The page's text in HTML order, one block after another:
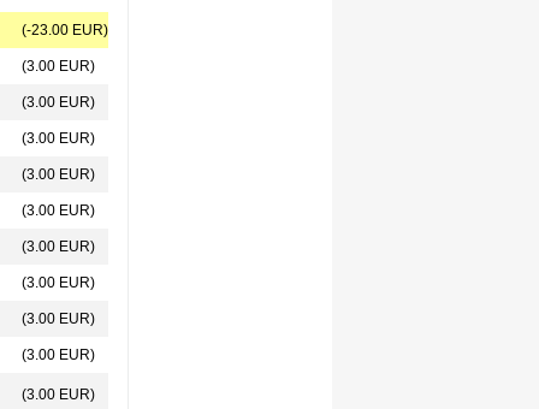
(-23.00 EUR)
(3.00 EUR)
(3.00 EUR)
(3.00 EUR)
(3.00 EUR)
(3.00 EUR)
(3.00 EUR)
(3.00 EUR)
(3.00 EUR)
(3.00 EUR)
(3.00 EUR)